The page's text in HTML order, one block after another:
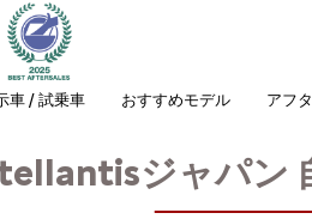
車 / 試乗車 おすすめモデル アフ
ジャパン